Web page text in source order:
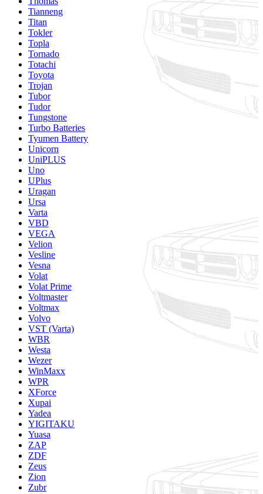
Tianneng
Titan
Tokler
Topla
Tornado
Totachi
Toyota
Trojan
Tubor
Tudor
Tungstone
Turbo Batteries
Tyumen Battery
Unicorn
UniPLUS
Uno
UPlus
Uragan
Ursa
Varta
VBD
VEGA
Velion
Vesline
Vesna
Volat
Volat Prime
Voltmaster
Voltmax
Volvo
VST (Varta)
WBR
Westa
Wezer
WinMaxx
WPR
XForce
Xupai
Yadea
YIGITAKU
Yuasa
ZAP
ZDF
Zeus
Zion
Zubr